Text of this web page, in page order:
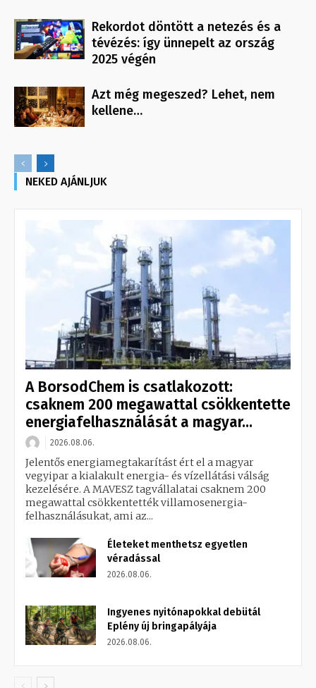
Rekordot döntött a netezés és a
tévézés: így ünnepelt az ország
2025 végén
Azt még megeszed? Lehet, nem
kellene…
NEKED AJÁNLJUK
A BorsodChem is csatlakozott:
csaknem 200 megawattal csökkentette
energiafelhasználását a magyar...
2026.08.06.
Jelentős energiamegtakarítást ért el a magyar
vegyipar a kialakult energia- és vízellátási válság
kezelésére. A MAVESZ tagvállalatai csaknem 200
megawattal csökkentették villamosenergia-
felhasználásukat, ami az...
Életeket menthetsz egyetlen
véradással
2026.08.06.
Ingyenes nyitónapokkal debütál
Eplény új bringapályája
2026.08.06.